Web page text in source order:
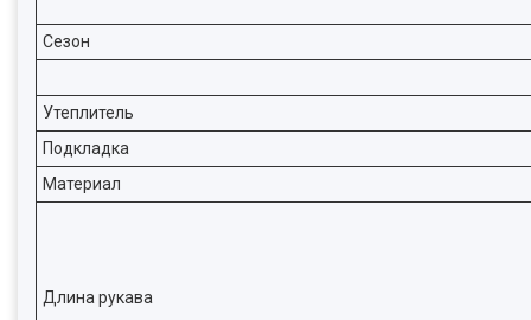
Сезон
Утеплитель
Подкладка
Материал
Длина рукава